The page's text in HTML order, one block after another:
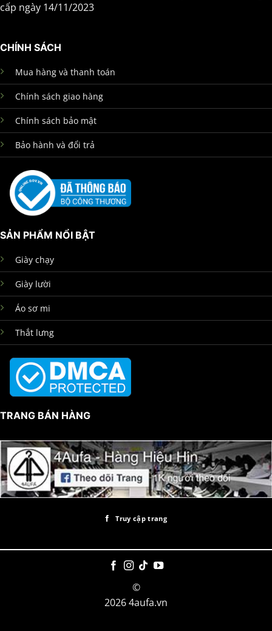
cấp ngày 14/11/2023
CHÍNH SÁCH
Mua hàng và thanh toán
Chính sách giao hàng
Chính sách bảo mật
Bảo hành và đổi trả
SẢN PHẨM NỔI BẬT
Giày chạy
Giày lười
Áo sơ mi
Thắt lưng
TRANG BÁN HÀNG
Truy cập trang
©
2026 4aufa.vn